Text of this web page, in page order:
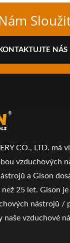
KONTAKTUJTE
CO., LTD. má
vzduchových
a Gison
než 25 let. Gison
nástrojů /
naše vzduchové